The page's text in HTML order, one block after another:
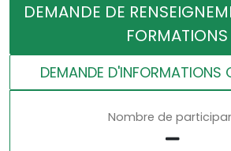
DEMANDE DE
FORMATIONS
DEMANDE D'INFORMATIONS
Nombre de